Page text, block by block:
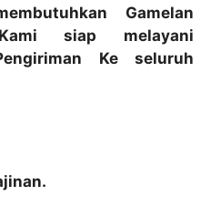
Gamelan
siap melayani
Ke seluruh